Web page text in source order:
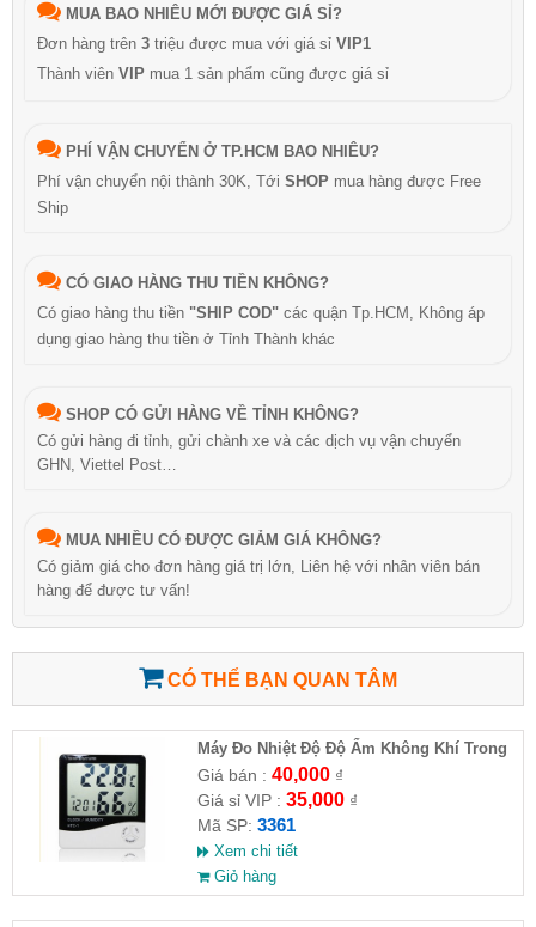
MUA BAO NHIÊU MỚI ĐƯỢC GIÁ SỈ?
Đơn hàng trên 3 triệu được mua với giá sỉ VIP1
Thành viên VIP mua 1 sản phẩm cũng được giá sỉ
PHÍ VẬN CHUYỂN Ở TP.HCM BAO NHIÊU?
Phí vận chuyển nội thành 30K, Tới SHOP mua hàng được Free
Ship
CÓ GIAO HÀNG THU TIỀN KHÔNG?
Có giao hàng thu tiền "SHIP COD" các quận Tp.HCM, Không áp
dụng giao hàng thu tiền ở Tỉnh Thành khác
SHOP CÓ GỬI HÀNG VỀ TỈNH KHÔNG?
Có gửi hàng đi tỉnh, gửi chành xe và các dịch vụ vận chuyển
GHN, Viettel Post…
MUA NHIỀU CÓ ĐƯỢC GIẢM GIÁ KHÔNG?
Có giảm giá cho đơn hàng giá trị lớn, Liên hệ với nhân viên bán
hàng để được tư vấn!
CÓ THỂ BẠN QUAN TÂM
Máy Đo Nhiệt Độ Độ Ẩm Không Khí Trong
Phòng HTC-1
Giá bán : 40,000₫
Giá sỉ VIP : 35,000₫
Mã SP: 3361
Xem chi tiết
Giỏ hàng